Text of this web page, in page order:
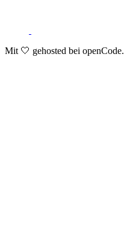
Mit 🤍 gehosted bei openCode.